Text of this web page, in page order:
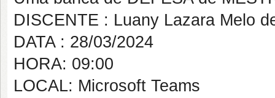
DISCENTE : Luany Lazara Melo
DATA : 28/03/2024
HORA: 09:00
LOCAL: Microsoft Teams